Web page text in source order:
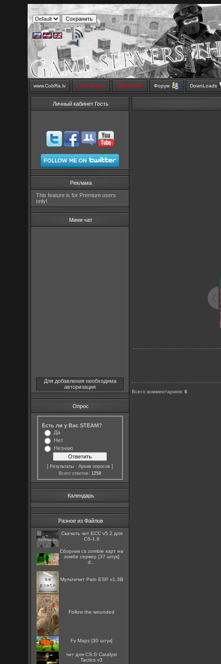
www.CobRa.lv LIVE Stream SMS SHOP Форум DownLoads
Личный кабинет Гость
Реклама
This feature is for Premium users
only!
Мини чат
Для добавления необходима
авторизация
Опрос
Есть ли у Вас STEAM?
Да
Нет
Незнаю
[Результаты ·Архив опросов ]
Всего ответов:1258
Календарь
Разное из Файлов
Скачать чит ECC v5.2 для
CS-1.6
Сборник cs zombie карт на
зомби сервер [37 штук]
d...
Мультичит Pain ESP v1.3B
Follow the wounded
Fy Maps [30 штук]
чит для CS:S Catalyst
Tactics v3
Всего комментариев:6